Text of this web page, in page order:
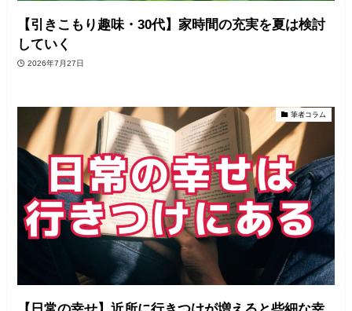
【引きこもり趣味・30代】家時間の充実を夏は検討
していく
2026年7月27日
筆者コラム